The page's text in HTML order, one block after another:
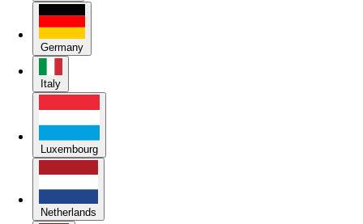
Germany
Italy
Luxembourg
Netherlands